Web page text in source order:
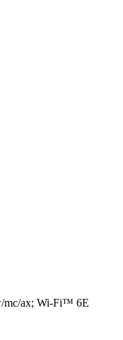
mc/ax; Wi-Fi™ 6E